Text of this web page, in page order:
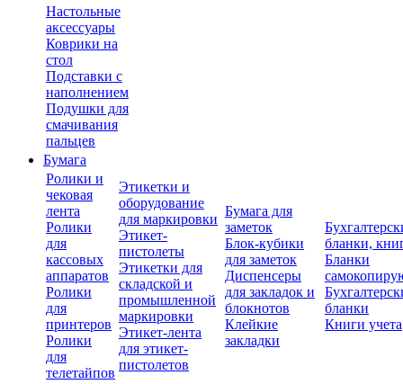
Настольные
аксессуары
Коврики на
стол
Подставки с
наполнением
Подушки для
смачивания
пальцев
Бумага
Ролики и
чековая
лента
Ролики
для
кассовых
аппаратов
Ролики
для
принтеров
Ролики
для
телетайпов
Этикетки и
оборудование
для маркировки
Этикет-
пистолеты
Этикетки для
складской и
промышленной
маркировки
Этикет-лента
для этикет-
пистолетов
Бумага для
заметок
Блок-кубики
для заметок
Диспенсеры
для закладок и
блокнотов
Клейкие
закладки
бланки,
Бланки
бланки
Книги учета